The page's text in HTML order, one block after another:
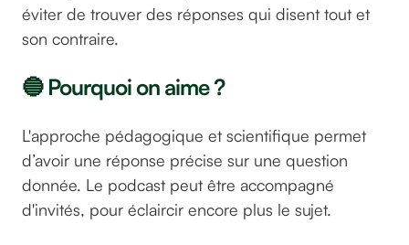
éviter de trouver des réponses qui disent tout et
son contraire.
🔵 Pourquoi on aime ?
L'approche pédagogique et scientifique permet
d’avoir une réponse précise sur une question
donnée. Le podcast peut être accompagné
d'invités, pour éclaircir encore plus le sujet.